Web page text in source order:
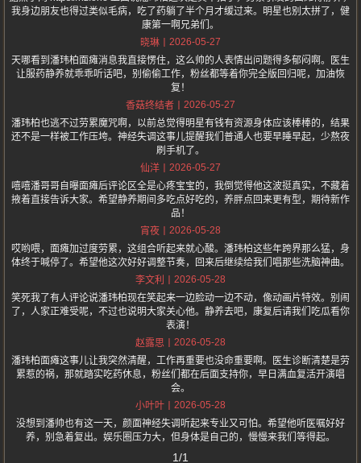
我身边朋友也得过类似毛病，吃了药躺了半个月才缓过来。明星也别太拼了，健
康第一啊兄弟们。
晓琳
2026-05-27
天哪看到潘玮柏面瘫消息我直接愣住，这么帅的人表情出问题得多郁闷啊。医生
让服药静养就乖乖听话吧，别偷偷工作，粉丝都等着你完全版回归呢，加油恢
复！
香菇终结者
2026-05-27
潘玮柏也逃不过劳累魔咒啊，以前总觉得明星有钱有资源身体应该棒棒的，结果
还不是一样被工作压垮。神经失调这事儿提醒我们普通人也要早睡早起，少熬夜
刷手机了。
仙洋
2026-05-27
嘻嘻潘哥哥自曝面瘫后评论区全是心疼宝宝的，我倒觉得他这波挺真实，不藏着
掖着直接告诉大家。希望静养期间多吃点好吃的，养胖点回来更有型，期待新作
品！
宵夜
2026-05-28
哎哟喂，面瘫加过度劳累，这组合听起来就心酸。潘玮柏这些年跨界那么猛，身
体终于喊停了。希望他这次好好调整节奏，回来后继续给我们唱那些洗脑神曲。
李文利
2026-05-28
笑死我了有人评论说潘玮柏现在笑起来一边脸动一边不动，像动画片特效。别闹
了，人家正难受呢，不过也说明大家关心他。静养去吧，康复后请我们吃瓜看你
表演！
赵露思
2026-05-28
潘玮柏面瘫这事儿让我突然清醒，工作再重要也没命重要啊。医生诊断清楚是劳
累惹的祸，那就踏实吃药休息，粉丝们都在后面支持你，早日满血复活开演唱
会。
小叶叶
2026-05-28
没想到潘帅也有这一天，颜面神经失调听起来专业又可怕。希望他听医嘱好好
养，别急着复出。娱乐圈压力大，但身体是自己的，慢慢来我们等得起。
1/1